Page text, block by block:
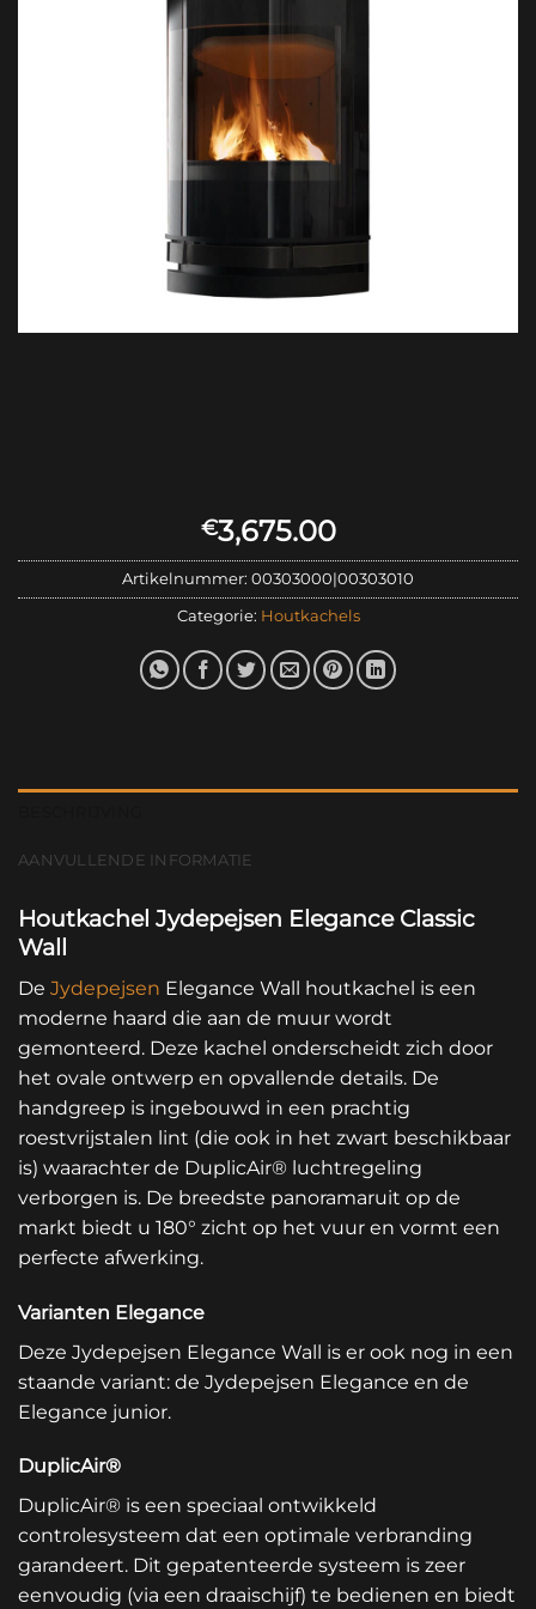
€3,675.00
Artikelnummer: 00303000|00303010
Categorie: Houtkachels
AANVULLENDE INFORMATIE
Houtkachel Jydepejsen Elegance Classic
Wall
De Jydepejsen Elegance Wall houtkachel is een
moderne haard die aan de muur wordt
gemonteerd. Deze kachel onderscheidt zich door
het ovale ontwerp en opvallende details. De
handgreep is ingebouwd in een prachtig
roestvrijstalen lint (die ook in het zwart beschikbaar
is) waarachter de DuplicAir® luchtregeling
verborgen is. De breedste panoramaruit op de
markt biedt u 180° zicht op het vuur en vormt een
perfecte afwerking.
Varianten Elegance
Deze Jydepejsen Elegance Wall is er ook nog in een
staande variant: de Jydepejsen Elegance en de
Elegance junior.
DuplicAir®
DuplicAir® is een speciaal ontwikkeld
controlesysteem dat een optimale verbranding
garandeert. Dit gepatenteerde systeem is zeer
eenvoudig (via een draaischijf) te bedienen en biedt